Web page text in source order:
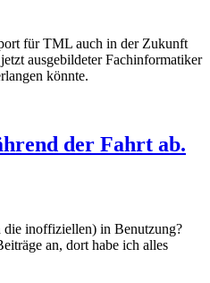
für TML auch in der Zukunft
ausgebildeter Fachinformatiker
könnte.
der Fahrt ab.
die inoffiziellen) in Benutzung?
an, dort habe ich alles